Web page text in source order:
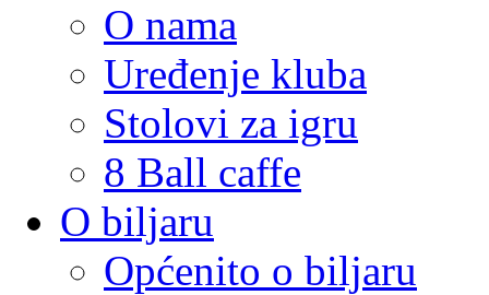
O nama
Uređenje kluba
Stolovi za igru
8 Ball caffe
O biljaru
Općenito o biljaru